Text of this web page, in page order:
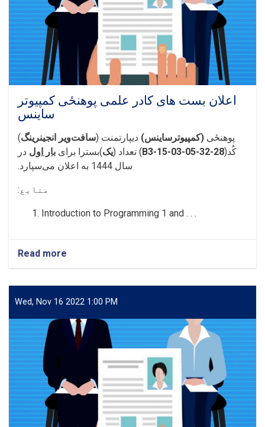
اعلان بست های کادر علمی پوهنځی کمپیوتر
ساینس
پوهنځی (کمپیوترساینس) دیپارتمنت (سافت‌ویر انجینرینگ)
کُد(
28-32-B3-
15-03-05 ) تعداد (یک)بسترا برای بار اول در
سال 1444 به اعلان می‌سپارد.
منابع:
Introduction to Programming 1 and . . .
Read more
اعلان
های
کادر
پوهنځی
کمپیوتر
ساینس
Wed, Nov 16 2022 1:00 PM